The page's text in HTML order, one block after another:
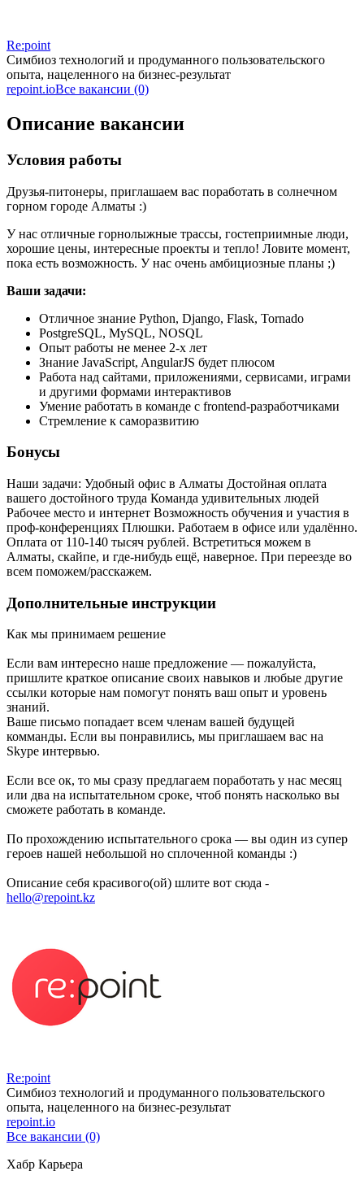
Re:point
Симбиоз технологий и продуманного пользовательского
опыта, нацеленного на бизнес-результат
repoint.ioВсе вакансии (0)
Описание вакансии
Условия работы
Друзья-питонеры, приглашаем вас поработать в солнечном
горном городе Алматы :)
У нас отличные горнолыжные трассы, гостеприимные люди,
хорошие цены, интересные проекты и тепло! Ловите момент,
пока есть возможность. У нас очень амбициозные планы ;)
Ваши задачи:
Отличное знание Python, Django, Flask, Tornado
PostgreSQL, MySQL, NOSQL
Опыт работы не менее 2-х лет
Знание JavaScript, AngularJS будет плюсом
Работа над сайтами, приложениями, сервисами, играми
и другими формами интерактивов
Умение работать в команде с frontend-разработчиками
Стремление к саморазвитию
Бонусы
Наши задачи: Удобный офис в Алматы Достойная оплата
вашего достойного труда Команда удивительных людей
Рабочее место и интернет Возможность обучения и участия в
проф-конференциях Плюшки. Работаем в офисе или удалённо.
Оплата от 110-140 тысяч рублей. Встретиться можем в
Алматы, скайпе, и где-нибудь ещё, наверное. При переезде во
всем поможем/расскажем.
Дополнительные инструкции
Как мы принимаем решение
Если вам интересно наше предложение — пожалуйста,
пришлите краткое описание своих навыков и любые другие
ссылки которые нам помогут понять ваш опыт и уровень
знаний.
Ваше письмо попадает всем членам вашей будущей
комманды. Если вы понравились, мы приглашаем вас на
Skype интервью.
Если все ок, то мы сразу предлагаем поработать у нас месяц
или два на испытательном сроке, чтоб понять насколько вы
сможете работать в команде.
По прохождению испытательного срока — вы один из супер
героев нашей небольшой но сплоченной команды :)
Описание себя красивого(ой) шлите вот сюда -
hello@repoint.kz
Re:point
Симбиоз технологий и продуманного пользовательского
опыта, нацеленного на бизнес-результат
repoint.io
Все вакансии (0)
Хабр Карьера